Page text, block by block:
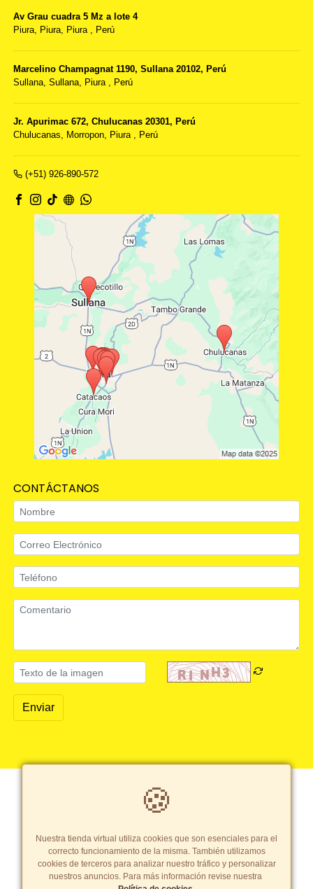
Av Grau cuadra 5 Mz a lote 4
Piura, Piura, Piura , Perú
Marcelino Champagnat 1190, Sullana 20102, Perú
Sullana, Sullana, Piura , Perú
Jr. Apurimac 672, Chulucanas 20301, Perú
Chulucanas, Morropon, Piura , Perú
(+51) 926-890-572
CONTÁCTANOS
Enviar
Copyright© 2026 Pastinor SAC- Todos los derechos reservados
Términos y Condiciones|
Tarifas y zonas de reparto
🍪
Nuestra tienda virtual utiliza cookies que son esenciales para el
correcto funcionamiento de la misma. También utilizamos
cookies de terceros para analizar nuestro tráfico y personalizar
nuestros anuncios. Para más información revise nuestra